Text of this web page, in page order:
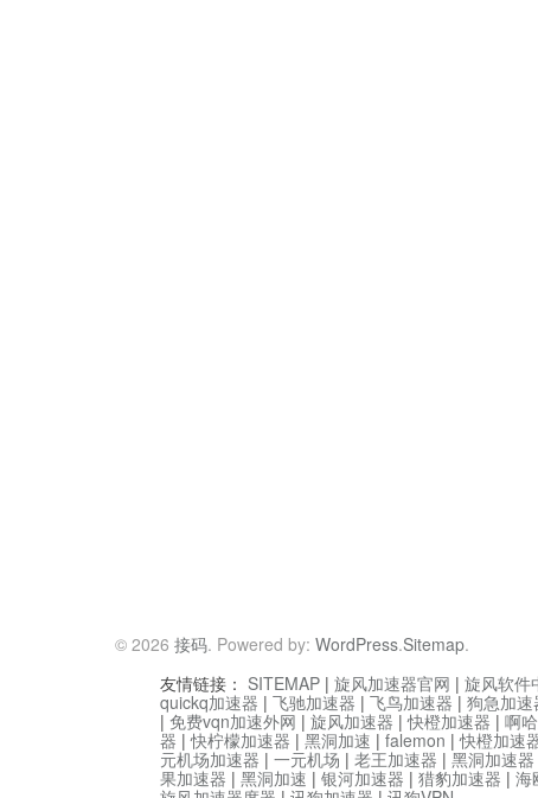
© 2026 接码. Powered by: WordPress.Sitemap.
友情链接： SITEMAP | 旋风加速器官网 | 旋风软件
quickq加速器 | 飞驰加速器 | 飞鸟加速器 | 狗急加速
| 免费vqn加速外网 | 旋风加速器 |快橙加速器 | 啊
器 |快柠檬加速器 | 黑洞加速 | falemon |快橙加速
元机场加速器 | 一元机场 | 老王加速器 | 黑洞加速器
果加速器 | 黑洞加速 | 银河加速器 | 猎豹加速器 | 海